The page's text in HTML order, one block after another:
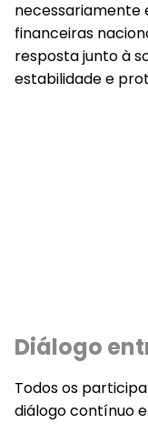
necessariamente
financeiras
resposta junto à
estabilidade e
Diálogo
Todos os
diálogo contínuo